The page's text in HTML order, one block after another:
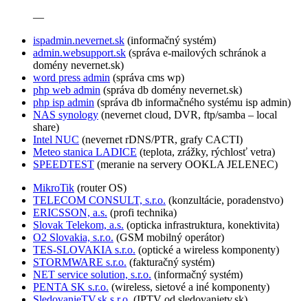
—
ispadmin.nevernet.sk (informačný systém)
admin.websupport.sk (správa e-mailových schránok a
domény nevernet.sk)
word press admin (správa cms wp)
php web admin (správa db domény nevernet.sk)
php isp admin (správa db informačného systému isp admin)
NAS synology (nevernet cloud, DVR, ftp/samba – local
share)
Intel NUC (nevernet rDNS/PTR, grafy CACTI)
Meteo stanica LADICE (teplota, zrážky, rýchlosť vetra)
SPEEDTEST (meranie na servery OOKLA JELENEC)
MikroTik (router OS)
TELECOM CONSULT, s.r.o. (konzultácie, poradenstvo)
ERICSSON, a.s. (profi technika)
Slovak Telekom, a.s. (opticka infrastruktura, konektivita)
O2 Slovakia, s.r.o. (GSM mobilný operátor)
TES-SLOVAKIA s.r.o. (optické a wireless komponenty)
STORMWARE s.r.o. (fakturačný systém)
NET service solution, s.r.o. (informačný systém)
PENTA SK s.r.o. (wireless, sietové a iné komponenty)